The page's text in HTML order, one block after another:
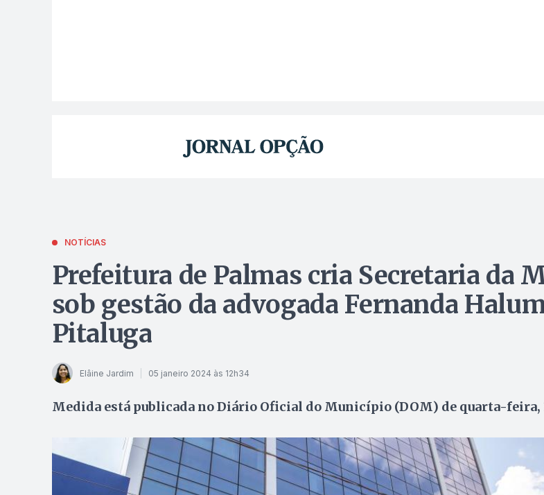
NOTÍCIAS
Prefeitura de Palmas cria Secretaria da
sob gestão da advogada Fernanda
Pitaluga
Elâine Jardim 05 janeiro 2024 às 12h34
Medida está publicada no Diário Oficial do Município (DOM) de quarta-feira,